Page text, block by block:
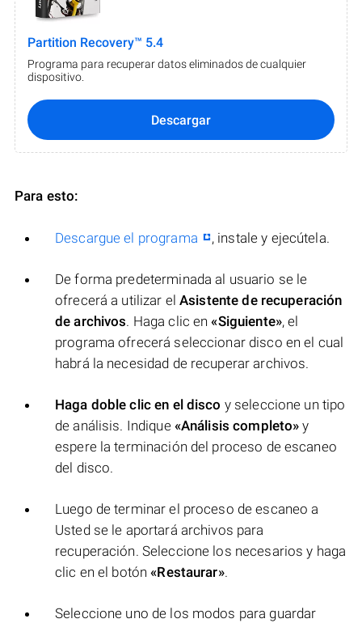
Partition Recovery™ 5.4
Programa para recuperar datos eliminados de cualquier
dispositivo.
Descargar
Para esto:
Descargue el programa , instale y ejecútela.
De forma predeterminada al usuario se le
ofrecerá a utilizar elAsistente de recuperación
de archivos. Haga clic en«Siguiente», el
programa ofrecerá seleccionar disco en el cual
habrá la necesidad de recuperar archivos.
Haga doble clic en el disco y seleccione un tipo
de análisis. Indique «Análisis completo» y
espere la terminación del proceso de escaneo
del disco.
Luego de terminar el proceso de escaneo a
Usted se le aportará archivos para
recuperación. Seleccione los necesarios y haga
clic en el botón«Restaurar».
Seleccione uno de los modos para guardar